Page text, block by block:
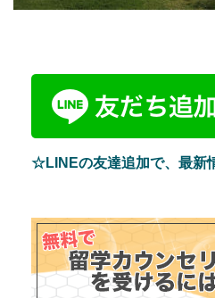
☆LINEの友達追加で、最新